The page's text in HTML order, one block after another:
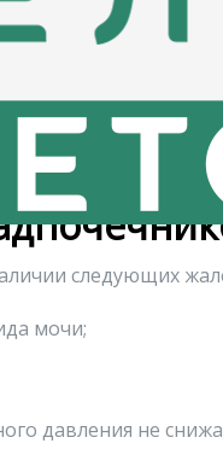
→УЗИ почек
следующих
мочи;
давления не